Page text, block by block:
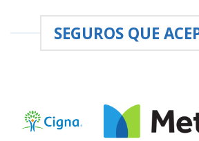
SEGUROS QUE